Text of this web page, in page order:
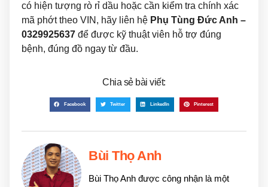
có hiện tượng rò rỉ dầu hoặc cần kiểm tra chính xác
mã phớt theo VIN, hãy liên hệ Phụ Tùng Đức Anh –
0329925637 để được kỹ thuật viên hỗ trợ đúng
bệnh, đúng đồ ngay từ đầu.
Chia sẻ bài viết:
Facebook Twitter LinkedIn Pinterest
Bùi Thọ Anh
Bùi Thọ Anh được công nhận là một